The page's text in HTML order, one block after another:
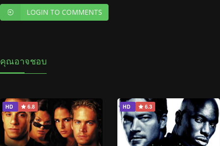
LOGIN TO COMMENTS
คุณอาจชอบ
HD 6.8 HD 6.3